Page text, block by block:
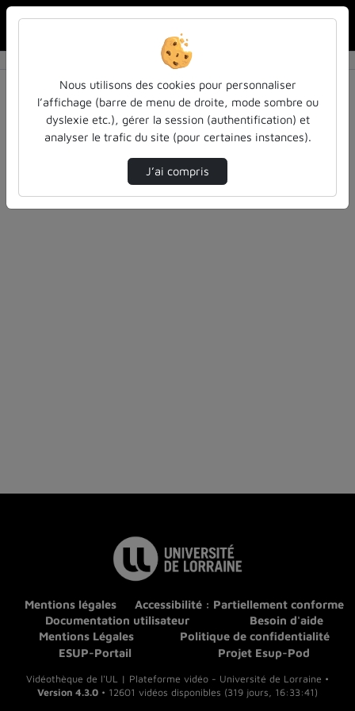
Résultats de la recherche
Filtres actifs (cliquer pour en retirer) :
reportages
culture-sciences-et-societe
Mentions légales
Accessibilité : Partiellement conforme
Documentation utilisateur
Besoin d'aide
Mentions Légales
Politique de confidentialité
ESUP-Portail
Projet Esup-Pod
Vidéothèque de l'UL | Plateforme vidéo - Université de Lorraine •
Version 4.3.0 • 12601 vidéos disponibles (319 jours, 16:33:41)
Nous utilisons des cookies pour personnaliser
l’affichage (barre de menu de droite, mode sombre ou
dyslexie etc.), gérer la session (authentification) et
analyser le trafic du site (pour certaines instances).
J’ai compris